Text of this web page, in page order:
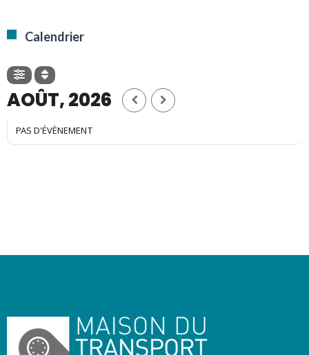
Calendrier
AOÛT, 2026
PAS D'ÉVÈNEMENT